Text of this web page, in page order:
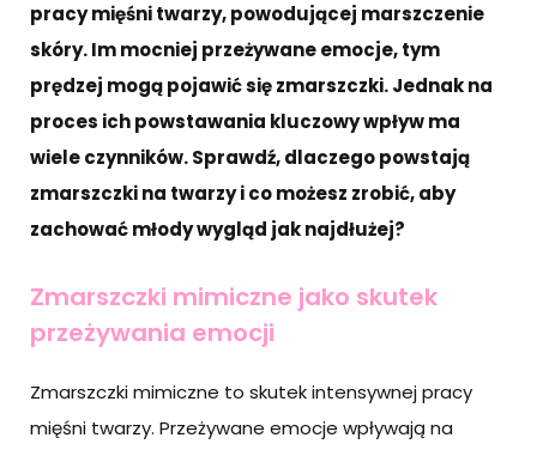
pracy mięśni twarzy, powodującej marszczenie
skóry. Im mocniej przeżywane emocje, tym
prędzej mogą pojawić się zmarszczki. Jednak na
proces ich powstawania kluczowy wpływ ma
wiele czynników. Sprawdź, dlaczego powstają
zmarszczki na twarzy i co możesz zrobić, aby
zachować młody wygląd jak najdłużej?
Zmarszczki mimiczne jako skutek
przeżywania emocji
Zmarszczki mimiczne to skutek intensywnej pracy
mięśni twarzy. Przeżywane emocje wpływają na